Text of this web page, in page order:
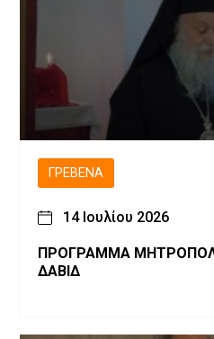
ΓΡΕΒΕΝΆ
14 Ιουλίου 2026
ΠΡΟΓΡΑΜΜΑ
ΔΑΒΙΔ